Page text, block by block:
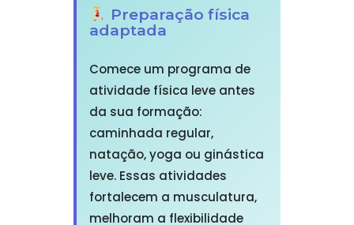
Preparação física
adaptada
Comece um programa de
atividade física leve antes
da sua formação:
caminhada regular,
natação, yoga ou ginástica
leve. Essas atividades
fortalecem a musculatura,
melhoram a flexibilidade